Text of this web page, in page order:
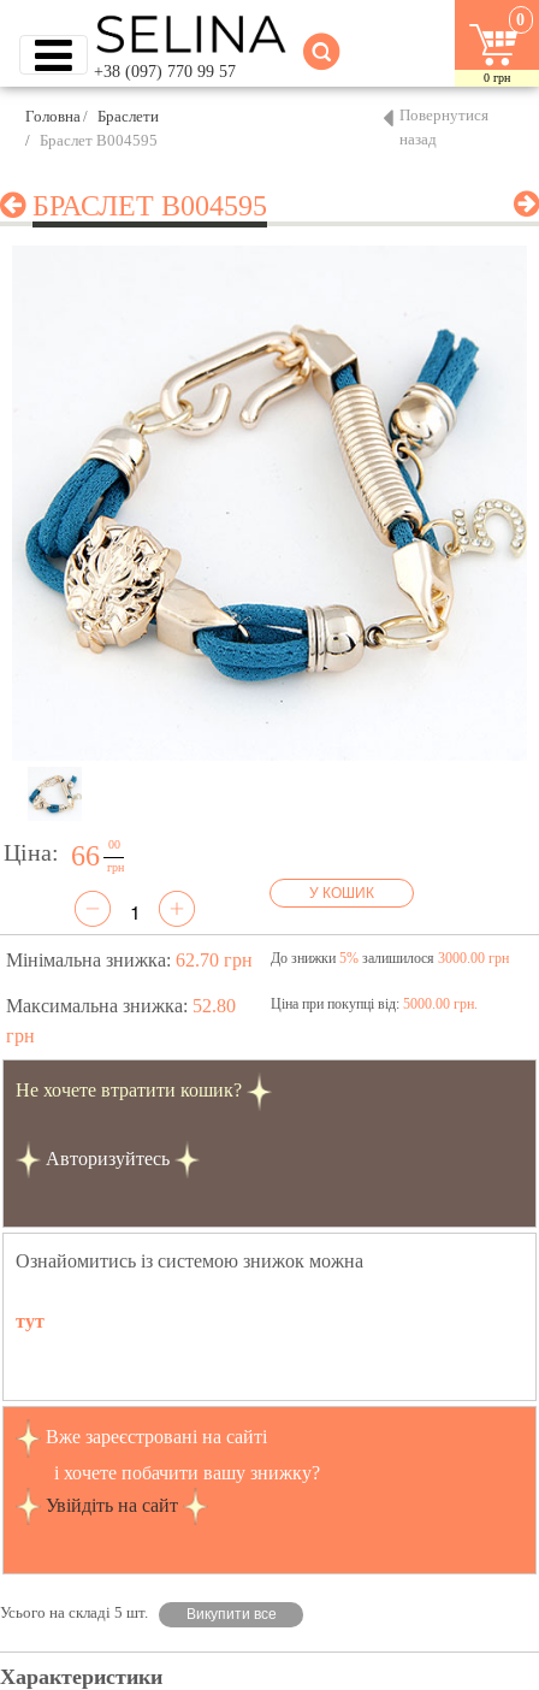
+38 (097) 770 99 57
0
0 грн
Головна
Браслети
Браслет B004595
Повернутися
назад
БРАСЛЕТ B004595
Ціна: 66
00
грн
У КОШИК
Мінімальна знижка: 62.70 грн До знижки 5%залишилося 3000.00 грн
Максимальна знижка: 52.80
грн
Ціна при покупці від: 5000.00 грн.
Не хочете втратити кошик?
Авторизуйтесь
Ознайомитись із системою знижок можна
тут
Вже зареєстровані на сайті
і хочете побачити вашу знижку?
Увійдіть на сайт
Усього на складі 5 шт. Викупити все
Характеристики